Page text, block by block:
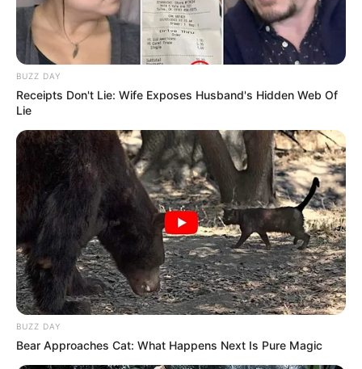
Salshabilla Adriani Haico Van der Veken
Yasmin Napper Aura Kasih
TULIS KOMENTAR
Alamat email Anda tidak akan dipublikasikan. Ruas yang wajib ditandai*
BUZZ DAY
Receipts Don't Lie: Wife Exposes Husband's Hidden Web Of
Lie
BUZZ DAY
Bear Approaches Cat: What Happens Next Is Pure Magic